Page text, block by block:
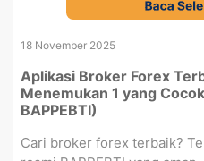
18 November 2025
Aplikasi Broker Forex
Menemukan 1 yang
BAPPEBTI)
Cari broker forex terbaik?